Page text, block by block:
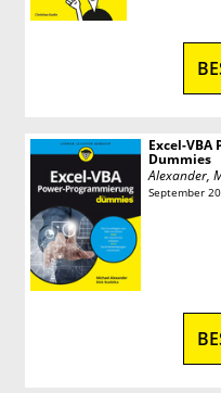
Excel-
Dummies
Alexander,
September